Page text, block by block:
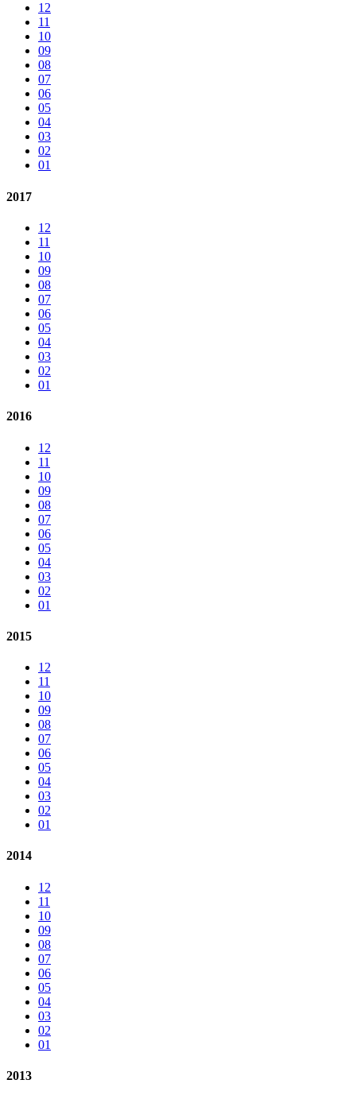
12
11
10
09
08
07
06
05
04
03
02
01
2017
12
11
10
09
08
07
06
05
04
03
02
01
2016
12
11
10
09
08
07
06
05
04
03
02
01
2015
12
11
10
09
08
07
06
05
04
03
02
01
2014
12
11
10
09
08
07
06
05
04
03
02
01
2013